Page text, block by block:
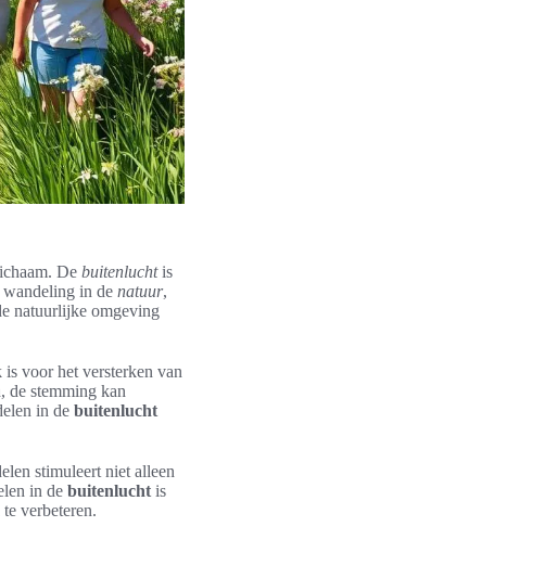
De buitenluchtis
wandeling in de natuur,
natuurlijke omgeving
voor het versterken van
de stemming kan
in de buitenlucht
stimuleert niet alleen
in de buitenlucht is
verbeteren.